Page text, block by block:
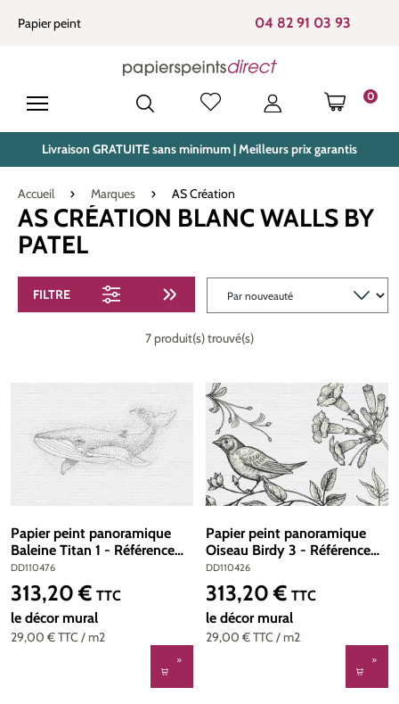
principal
Papier peint 04 82 91 03 93
0
LE
Livraison GRATUITE sans minimum | Meilleurs prix garantis
Accueil Marques AS Création
AS CRÉATION BLANC WALLS BY
PATEL
FILTRE
7 produit(s) trouvé(s)
Papier peint panoramique
Baleine Titan 1 - Référence
DD110476 - Intissé 200g/m2
- Standard 400 x 270
DD110476
29,00 €TTC / m2
Prix régulier :
313,20 € TTC
le décor mural
Papier peint panoramique
Oiseau Birdy 3 - Référence
DD110426 - Intissé 200g/m2
- Standard 400 x 270
DD110426
29,00 €TTC / m2
Prix régulier :
313,20 € TTC
le décor mural